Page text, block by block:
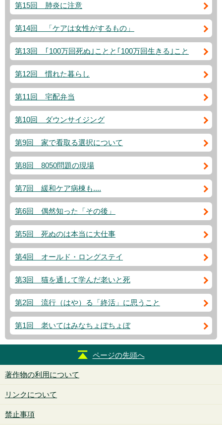
第15回 肺炎に注意
第14回 「ケアは女性がするもの」
第13回 ｢100万回死ぬ｣ことと｢100万回生きる｣こと
第12回 慣れた暮らし
第11回 宅配弁当
第10回 ダウンサイジング
第9回 家で看取る選択について
第8回 8050問題の現場
第7回 緩和ケア病棟も....
第6回 偶然知った「その後」
第5回 死ぬのは本当に大仕事
第4回 オールド・ロングステイ
第3回 猫を通して学んだ老いと死
第2回 流行（はや）る「終活」に思うこと
第1回 老いてはみなちょぼちょぼ
ページの先頭へ
著作物の利用について
リンクについて
禁止事項